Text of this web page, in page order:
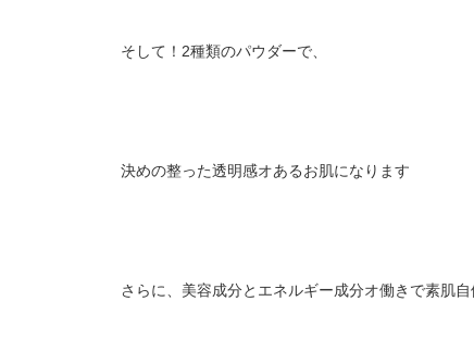
そして！2種類のパウダーで、
決めの整った透明感オあるお肌になります
さらに、美容成分とエネルギー成分オ働きで素肌自